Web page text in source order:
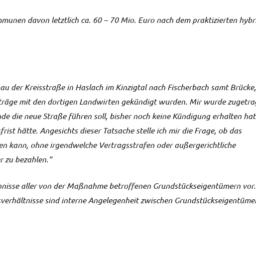
davon letztlich ca. 60 – 70 Mio. Euro nach dem praktizierten
der Kreisstraße in Haslach im Kinzigtal nach Fischerbach samt Brücke,
mit den dortigen Landwirten gekündigt wurden. Mir wurde
die neue Straße führen soll, bisher noch keine Kündigung erhalten
hätte. Angesichts dieser Tatsache stelle ich mir die Frage, ob das
kann, ohne irgendwelche Vertragsstrafen oder außergerichtliche
zu bezahlen.“
aller von der Maßnahme betroffenen Grundstückseigentümern vor.
sind interne Angelegenheit zwischen